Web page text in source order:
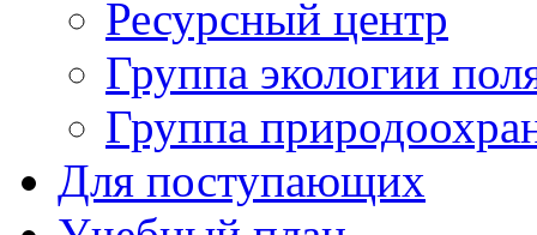
Ресурсный центр
Группа экологии
Группа
Для поступающих